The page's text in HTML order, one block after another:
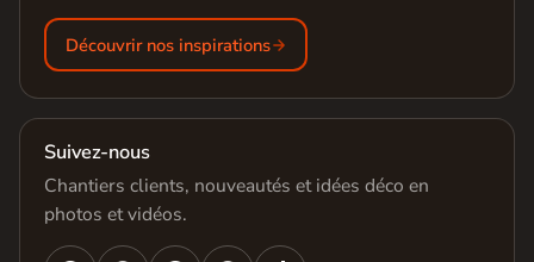
Découvrir nos inspirations
Suivez-nous
Chantiers clients, nouveautés et idées déco en
photos et vidéos.